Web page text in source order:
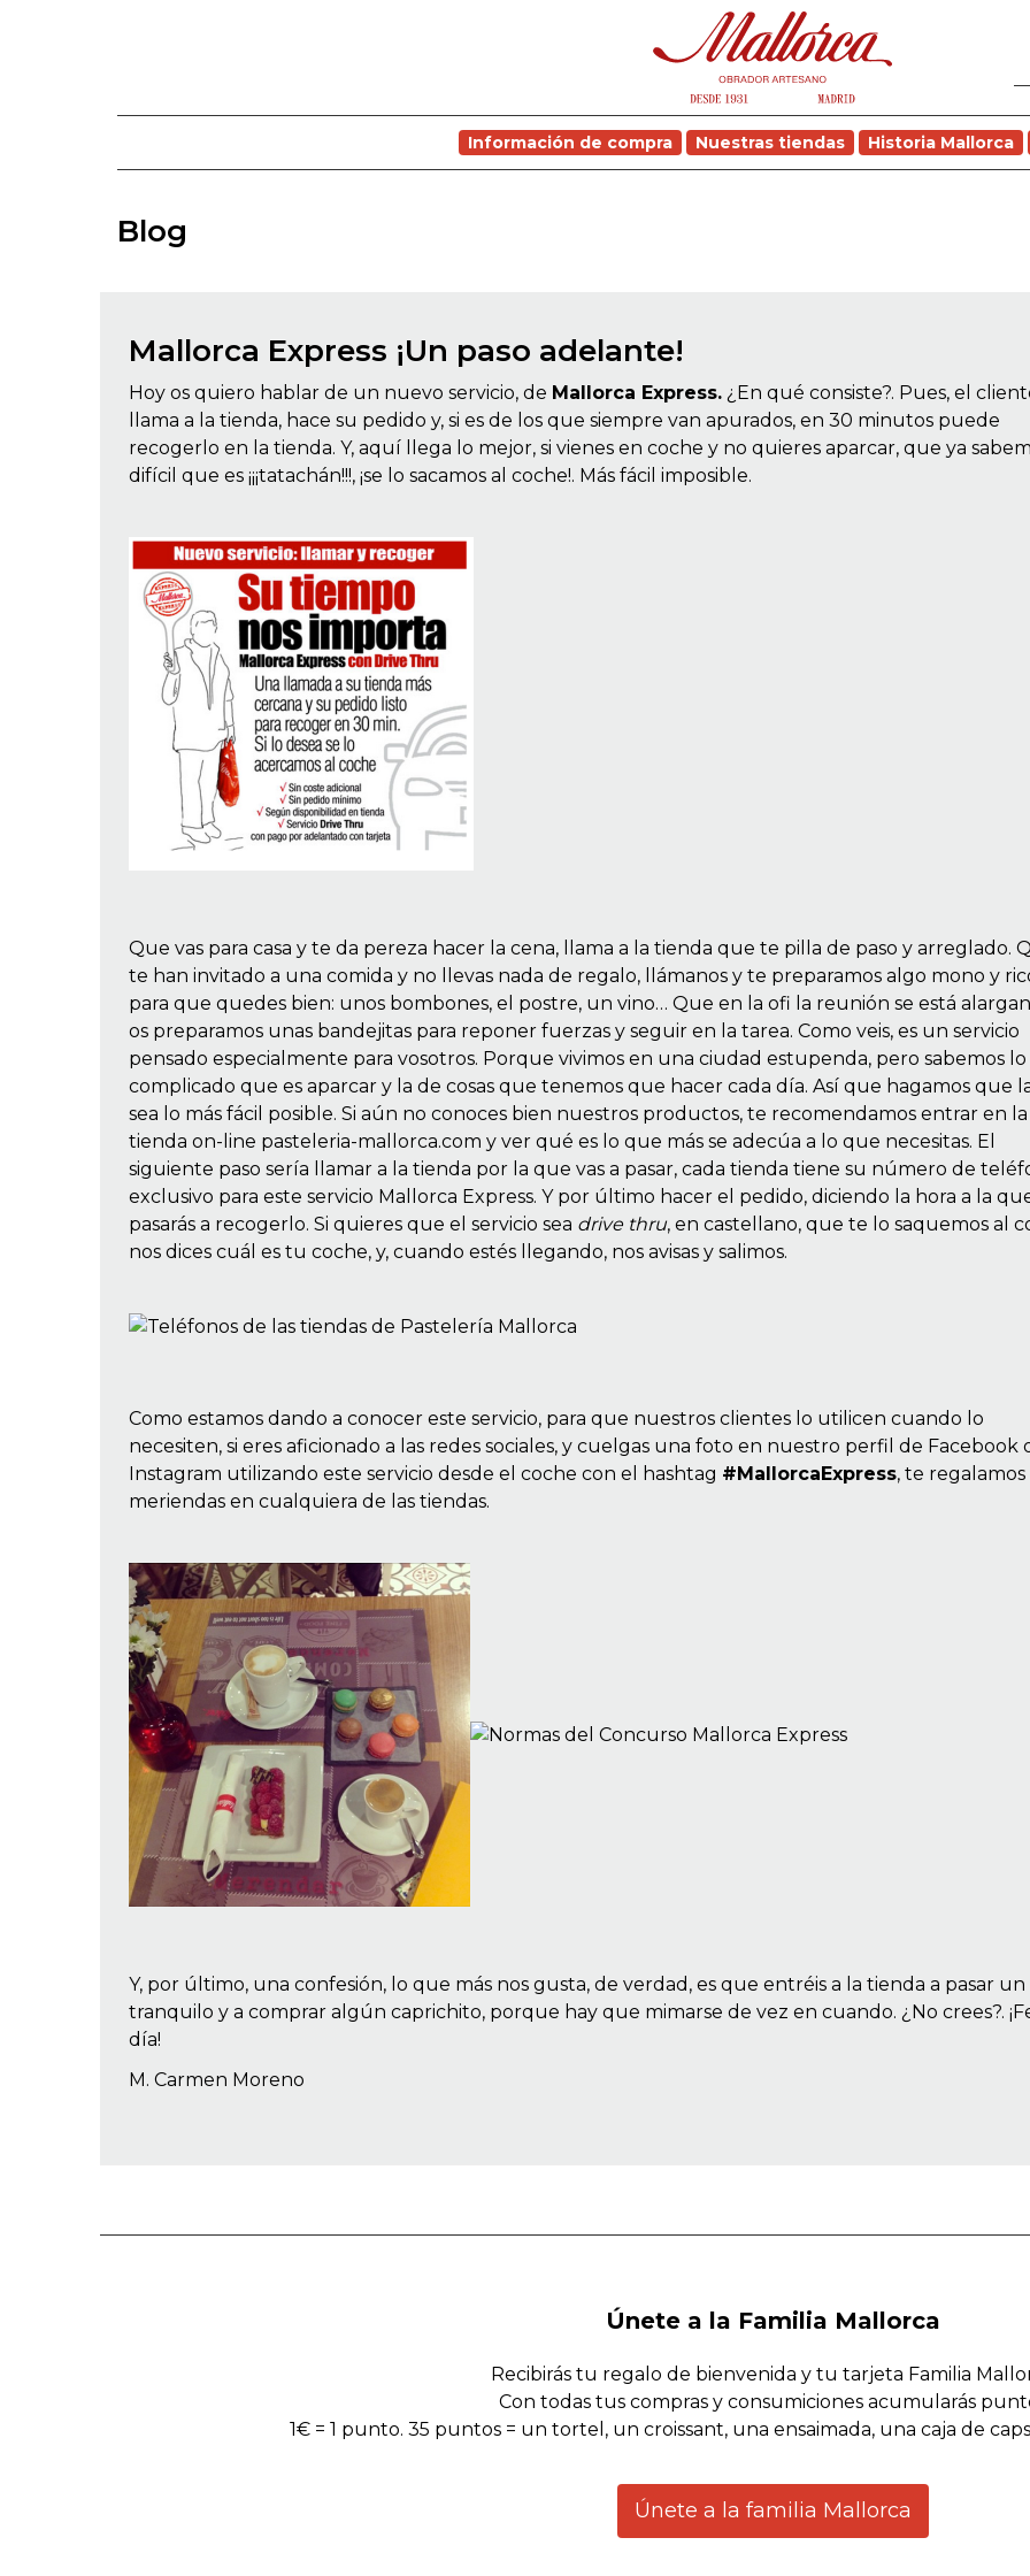
Información de compra Nuestras tiendas Historia Mallorca
Blog
Mallorca Express ¡Un paso adelante!
Hoy os quiero hablar de un nuevo servicio, de Mallorca Express. ¿En qué consiste?. Pues, el
llama a la tienda, hace su pedido y, si es de los que siempre van apurados, en 30 minutos puede
recogerlo en la tienda. Y, aquí llega lo mejor, si vienes en coche y no quieres aparcar, que ya
difícil que es ¡¡¡tatachán!!!, ¡se lo sacamos al coche!. Más fácil imposible.
Que vas para casa y te da pereza hacer la cena, llama a la tienda que te pilla de paso y arreglado.
te han invitado a una comida y no llevas nada de regalo, llámanos y te preparamos algo mono y
para que quedes bien: unos bombones, el postre, un vino… Que en la ofi la reunión se está
os preparamos unas bandejitas para reponer fuerzas y seguir en la tarea. Como veis, es un servicio
pensado especialmente para vosotros. Porque vivimos en una ciudad estupenda, pero sabemos lo
complicado que es aparcar y la de cosas que tenemos que hacer cada día. Así que hagamos que
sea lo más fácil posible. Si aún no conoces bien nuestros productos, te recomendamos entrar en la
tienda on-line pasteleria-mallorca.com y ver qué es lo que más se adecúa a lo que necesitas. El
siguiente paso sería llamar a la tienda por la que vas a pasar, cada tienda tiene su número de
exclusivo para este servicio Mallorca Express. Y por último hacer el pedido, diciendo la hora a la
pasarás a recogerlo. Si quieres que el servicio sea drive thru, en castellano, que te lo saquemos al
nos dices cuál es tu coche, y, cuando estés llegando, nos avisas y salimos.
Como estamos dando a conocer este servicio, para que nuestros clientes lo utilicen cuando lo
necesiten, si eres aficionado a las redes sociales, y cuelgas una foto en nuestro perfil de Facebook
Instagram utilizando este servicio desde el coche con el hashtag #MallorcaExpress, te regalamos
meriendas en cualquiera de las tiendas.
Y, por último, una confesión, lo que más nos gusta, de verdad, es que entréis a la tienda a pasar un
tranquilo y a comprar algún caprichito, porque hay que mimarse de vez en cuando. ¿No crees?.
día!
M. Carmen Moreno
Únete a la Familia Mallorca
Recibirás tu regalo de bienvenida y tu tarjeta Familia
Con todas tus compras y consumiciones acumularás
1€ = 1 punto. 35 puntos = un tortel, un croissant, una ensaimada, una caja de
Únete a la familia Mallorca